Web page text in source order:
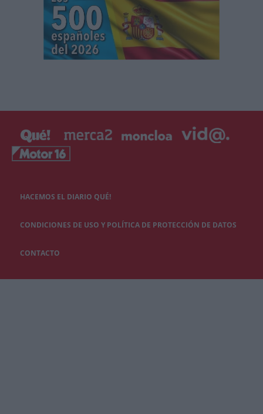
HACEMOS EL DIARIO QUÉ!
CONDICIONES DE USO Y POLÍTICA DE PROTECCIÓN DE DATOS
CONTACTO